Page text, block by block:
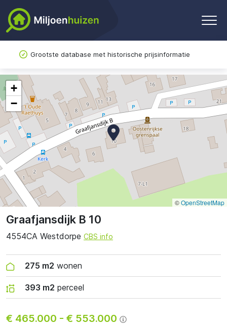
Grootste database met historische prijsinformatie
Graafjansdijk B 10
4554CA Westdorpe CBS info
275 m2 wonen
393 m2 perceel
€ 465.000 - € 553.000
+
−
©OpenStreetMap